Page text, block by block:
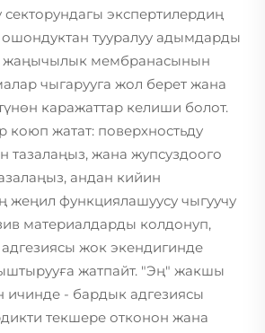
экспертилердиң
тууралуу адымдарды
жаңычылык мембранасынын
чыгарууга жол берет жана
каражаттар келиши болот.
коюп жатат: поверхностьду
жана жупсуздоого
андан кийин
жеңил функциялашуусу чыгуучу
материалдарды колдонуп,
жок экендигинде
жатпайт. "Эң" жакшы
ичинде - бардык адгезиясы
текшере отконон жана